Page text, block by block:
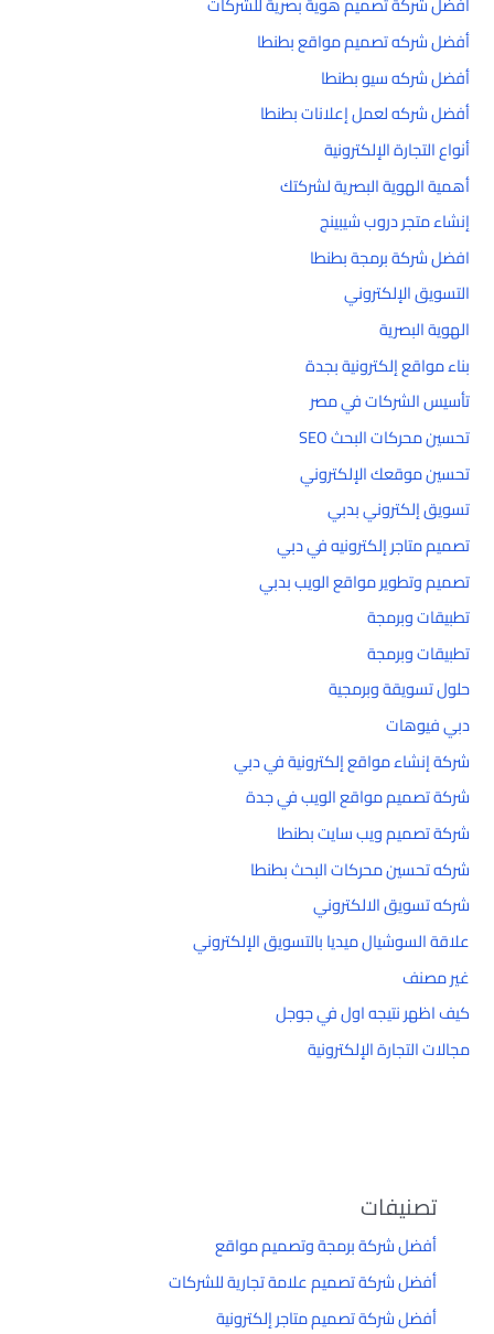
أفضل شركه تصميم مواقع بطنطا
أفضل شركه سيو بطنطا
أفضل شركه لعمل إعلانات بطنطا
أنواع التجارة الإلكترونية
أهمية الهوية البصرية لشركتك
إنشاء متجر دروب شيبينج
افضل شركة برمجة بطنطا
التسويق الإلكتروني
الهوية البصرية
بناء مواقع إلكترونية بجدة
تأسيس الشركات في مصر
تحسين محركات البحث SEO
تحسين موقعك الإلكتروني
تسويق إلكتروني بدبي
تصميم متاجر إلكترونيه في دبي
تصميم وتطوير مواقع الويب بدبي
تطبيقات وبرمجة
تطبيقات وبرمجة
حلول تسويقة وبرمجية
دبي فيوهات
شركة إنشاء مواقع إلكترونية في دبي
شركة تصميم مواقع الويب في جدة
شركة تصميم ويب سايت بطنطا
شركه تحسين محركات البحث بطنطا
شركه تسويق الالكتروني
علاقة السوشيال ميديا بالتسويق الإلكتروني
غير مصنف
كيف اظهر نتيجه اول في جوجل
مجالات التجارة الإلكترونية
تصنيفات
أفضل شركة برمجة وتصميم مواقع
أفضل شركة تصميم علامة تجارية للشركات
أفضل شركة تصميم متاجر إلكترونية